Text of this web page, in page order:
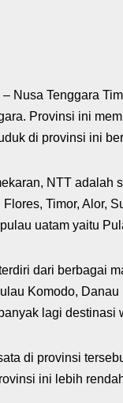
Nusa Tenggara
Provinsi ini
di provinsi ini
NTT adalah
Timor, Alor,
uatam yaitu
dari berbagai
Komodo,
lagi
di provinsi
ini lebih